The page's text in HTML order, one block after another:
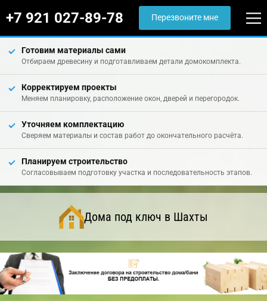
+7 921 027-89-78 Перезвоните мне
Готовим материалы сами
Отбираем древесину и подготавливаем детали домокомплекта.
Корректируем проекты
Меняем планировку, расположение окон, дверей и перегородок.
Уточняем комплектацию
Сверяем материалы и состав работ до окончательного расчёта.
Планируем строительство
Согласовываем подготовку участка и последовательность этапов.
Дома под ключ в Шахты